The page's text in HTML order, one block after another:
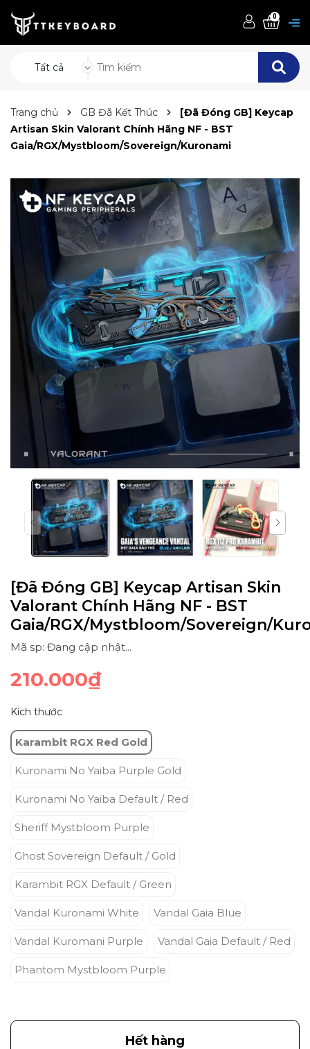
Tất cả
0
Trang chủ GB Đã Kết Thúc
[Đã Đóng GB] Keycap
Artisan Skin Valorant Chính Hãng NF - BST
Gaia/RGX/Mystbloom/Sovereign/Kuronami
[Đã Đóng GB] Keycap Artisan Skin
Valorant Chính Hãng NF - BST
Gaia/RGX/Mystbloom/Sovereign/
Mã sp: Đang cập nhật...
210.000₫
Kích thước
Karambit RGX Red Gold
Kuronami No Yaiba Purple Gold
Kuronami No Yaiba Default / Red
Sheriff Mystbloom Purple
Ghost Sovereign Default / Gold
Karambit RGX Default / Green
Vandal Kuronami White Vandal Gaia Blue
Vandal Kuromani Purple Vandal Gaia Default / Red
Phantom Mystbloom Purple
Hết hàng